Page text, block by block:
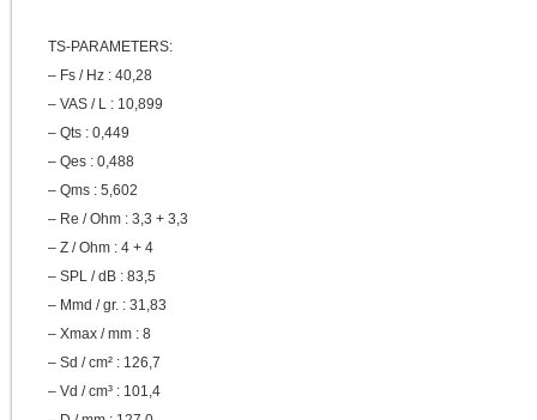
TS-PARAMETERS:
– Fs / Hz : 40,28
– VAS / L : 10,899
– Qts : 0,449
– Qes : 0,488
– Qms : 5,602
– Re / Ohm : 3,3 + 3,3
– Z / Ohm : 4 + 4
– SPL / dB : 83,5
– Mmd / gr. : 31,83
– Xmax / mm : 8
– Sd / cm² : 126,7
– Vd / cm³ : 101,4